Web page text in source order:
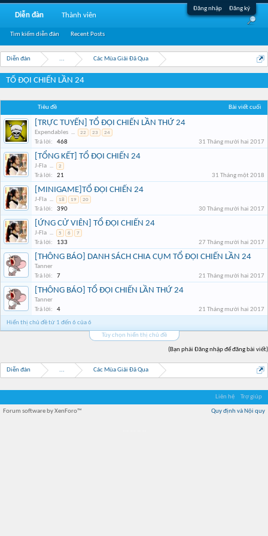
Đăng nhập Đăng ký
Diễn đàn ... Các Mùa Giải Đã Qua
TỔ ĐỘI CHIẾN LẦN 24
Tiêu đề Bài viết cuối
[TRỰC TUYẾN] TỔ ĐỘI CHIẾN LẦN THỨ 24
Expendables ... 22 23 24
Trả lời: 468 31 Tháng mười hai 2017
[TỔNG KẾT] TỔ ĐỘI CHIẾN 24
J-Fla ... 2
Trả lời: 21 31 Tháng một 2018
[MINIGAME]TỔ ĐỘI CHIẾN 24
J-Fla ... 18 19 20
Trả lời: 390 30 Tháng mười hai 2017
[ỨNG CỬ VIÊN] TỔ ĐỘI CHIẾN 24
J-Fla ... 5 6 7
Trả lời: 133 27 Tháng mười hai 2017
[THÔNG BÁO] DANH SÁCH CHIA CỤM TỔ ĐỘI CHIẾN LẦN 24
Tanner
Trả lời:
7 21 Tháng mười hai 2017
[THÔNG BÁO] TỔ ĐỘI CHIẾN LẦN THỨ 24
Tanner
Trả lời:
4
21 Tháng mười hai 2017
Hiển thị chủ đề từ 1 đến 6 của 6
Tùy chọn hiển thị chủ đề
(Bạn phải Đăng nhập để đăng bài viết)
Diễn đàn ... Các Mùa Giải Đã Qua
Diễn đàn
Tìm kiếm diễn đàn Recent Posts
Thành viên
Liên hệ Trợ giúp
Quy định và Nội quy
Forum software by XenForo™